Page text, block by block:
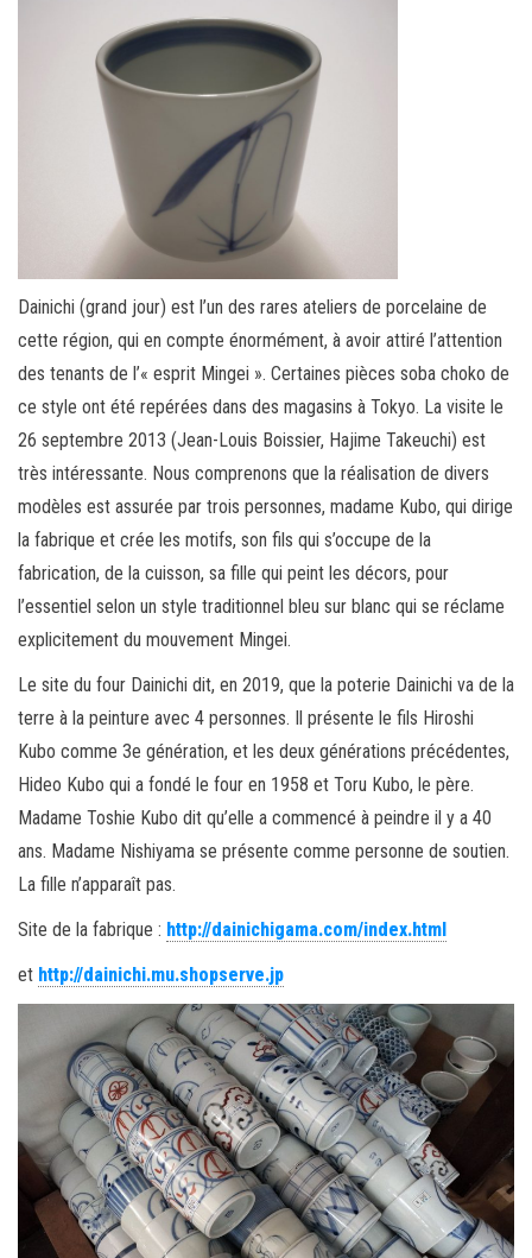
Dainichi (grand jour) est l’un des rares ateliers de porcelaine de
cette région, qui en compte énormément, à avoir attiré l’attention
des tenants de l’« esprit Mingei ». Certaines pièces soba choko de
ce style ont été repérées dans des magasins à Tokyo. La visite le
26 septembre 2013 (Jean-Louis Boissier, Hajime Takeuchi) est
très intéressante. Nous comprenons que la réalisation de divers
modèles est assurée par trois personnes, madame Kubo, qui dirige
la fabrique et crée les motifs, son fils qui s’occupe de la
fabrication, de la cuisson, sa fille qui peint les décors, pour
l’essentiel selon un style traditionnel bleu sur blanc qui se réclame
explicitement du mouvement Mingei.
Le site du four Dainichi dit, en 2019, que la poterie Dainichi va de la
terre à la peinture avec 4 personnes. Il présente le fils Hiroshi
Kubo comme 3e génération, et les deux générations précédentes,
Hideo Kubo qui a fondé le four en 1958 et Toru Kubo, le père.
Madame Toshie Kubo dit qu’elle a commencé à peindre il y a 40
ans. Madame Nishiyama se présente comme personne de soutien.
La fille n’apparaît pas.
Site de la fabrique : http://dainichigama.com/index.html
et http://dainichi.mu.shopserve.jp